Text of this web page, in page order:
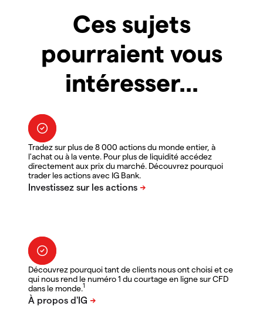
Ces sujets
pourraient vous
intéresser...
Tradez sur plus de 8 000 actions du monde entier, à
l'achat ou à la vente. Pour plus de liquidité accédez
directement aux prix du marché. Découvrez pourquoi
trader les actions avec IG Bank.
Découvrez pourquoi tant de clients nous ont choisi et ce
qui nous rend le numéro 1 du courtage en ligne sur CFD
dans le monde.1